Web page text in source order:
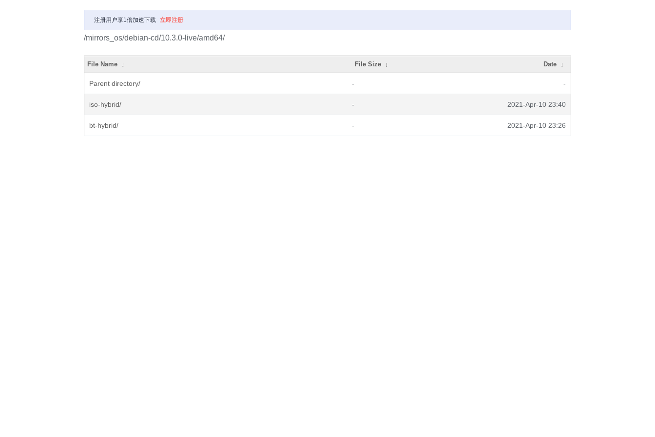
注册用户享1倍加速下载 立即注册
/mirrors_os/debian-cd/10.3.0-live/amd64/
File Name ↓ File Size ↓ Date ↓
Parent directory/ - -
iso-hybrid/ - 2021-Apr-10 23:40
bt-hybrid/ - 2021-Apr-10 23:26